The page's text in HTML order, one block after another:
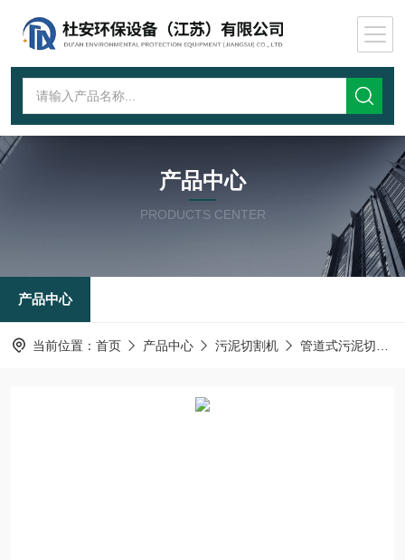
产品中心
PRODUCTS CENTER
产品中心
当前位置： 首页 产品中心 污泥切割机 管道式污泥切割机